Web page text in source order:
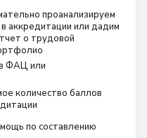
проанализируем
аккредитации или дадим
о трудовой
ФАЦ или
количество баллов
по составлению